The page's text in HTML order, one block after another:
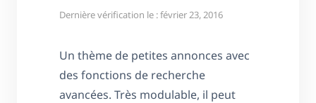
Dernière vérification le : février 23, 2016
Un thème de petites annonces avec
des fonctions de recherche
avancées. Très modulable, il peut